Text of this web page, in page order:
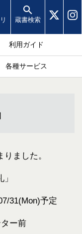
蔵書検索
利用ガイド
各種サービス
ました。
31(Mon)予定
ー前